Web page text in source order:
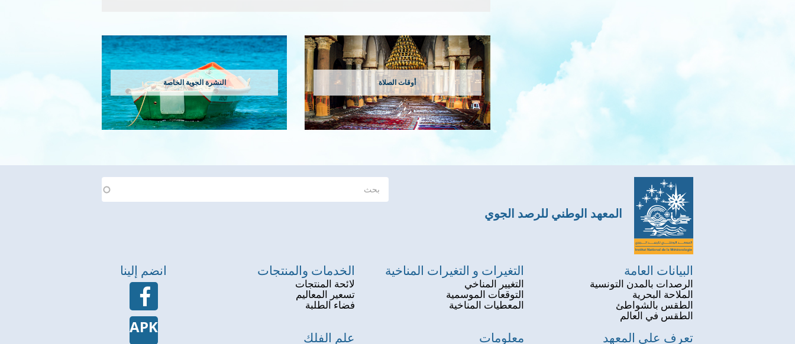
النشرة الجوية الخاصة أوقات الصلاة
المعهد الوطني للرصد الجوي
البيانات العامة
الرصدات بالمدن التونسية
الملاحة البحرية
الطقس بالشواطئ
الطقس في العالم
التغيرات و التغيرات المناخية
التغيير المناخي
التوقعات الموسمية
المعطيات المناخية
الخدمات والمنتجات
لائحة المنتجات
تسعير المعاليم
فضاء الطلبة
تعرف على المعهد معلومات علم الفلك
انضم إلينا
APK